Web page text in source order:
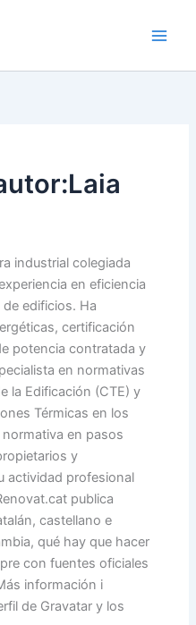
industrial colegiada
en eficiencia
edificios. Ha
certificación
potencia contratada y
en normativas
la Edificación (CTE) y
Térmicas en los
normativa en pasos
y
actividad profesional
publica
castellano e
qué hay que hacer
con fuentes oficiales
información i
de Gravatar y los